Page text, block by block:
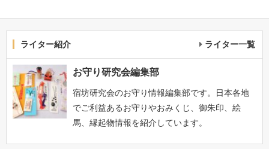
ライター紹介 ライター一覧
お守り研究会編集部
宿坊研究会のお守り情報編集部です。日本各地
でご利益あるお守りやおみくじ、御朱印、絵
馬、縁起物情報を紹介しています。